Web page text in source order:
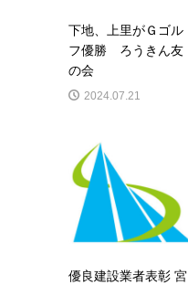
下地、上里がＧゴル
フ優勝 ろうきん友
の会
2024.07.21
優良建設業者表彰 宮